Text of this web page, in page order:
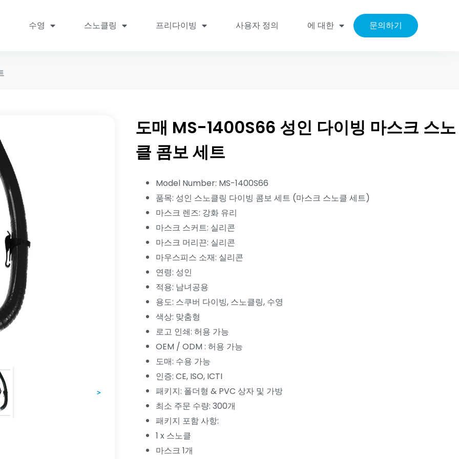
수영 스노클링 프리다이빙 사용자 정의 에 대한 문의하기
>
도매 MS-1400S66 성인 다이빙 마스크 스노
클 콤보 세트
Model Number: MS-1400S66
품목: 성인 스노클링 다이빙 콤보 세트 (마스크 스노클 세트)
마스크 렌즈: 강화 유리
마스크 스커트: 실리콘
마스크 머리끈: 실리콘
마우스피스 소재: 실리콘
연령: 성인
적용: 남녀공용
용도: 스쿠버 다이빙, 스노클링, 수영
색상: 맞춤형
로고 인쇄: 허용 가능
OEM / ODM : 허용 가능
도매: 수용 가능
인증: CE, ISO, ICTI
패키지: 폴더형 & PVC 상자 및 가방
최소 주문 수량: 300개
패키지 포함 사항:
1 x 스노클
마스크 1개